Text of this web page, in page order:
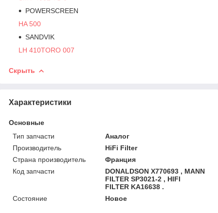
POWERSCREEN
HA 500
SANDVIK
LH 410TORO 007
Скрыть
Характеристики
Основные
Тип запчасти
Аналог
Производитель
HiFi Filter
Страна производитель
Франция
Код запчасти
DONALDSON X770693 , MANN
FILTER SP3021-2 , HIFI
FILTER KA16638 .
Состояние
Новое